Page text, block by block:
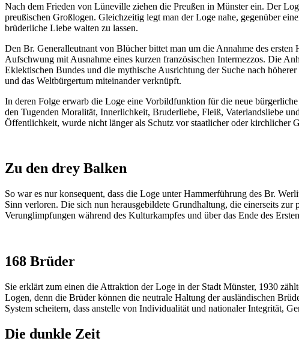
Nach dem Frieden von Lüneville ziehen die Preußen in Münster ein. Der
preußischen Großlogen. Gleichzeitig legt man der Loge nahe, gegenüber
brüderliche Liebe walten zu lassen.
Den Br. Generalleutnant von Blücher bittet man um die Annahme des
Aufschwung mit Ausnahme eines kurzen französischen Intermezzos. Die
Eklektischen Bundes und die mythische Ausrichtung der Suche nach
und das Weltbürgertum miteinander verknüpft.
In deren Folge erwarb die Loge eine Vorbildfunktion für die neue
den Tugenden Moralität, Innerlichkeit, Bruderliebe, Fleiß, Vaterlandsliebe
Öffentlichkeit, wurde nicht länger als Schutz vor staatlicher oder kirchlicher
Zu den drey Balken
So war es nur konsequent, dass die Loge unter Hammerführung des Br.
Sinn verloren. Die sich nun herausgebildete Grundhaltung, die einerseits
Verunglimpfungen während des Kulturkampfes und über das Ende des
168 Brüder
Sie erklärt zum einen die Attraktion der Loge in der Stadt Münster, 1930
Logen, denn die Brüder können die neutrale Haltung der ausländischen
System scheitern, dass anstelle von Individualität und nationaler Integrität,
Die dunkle Zeit